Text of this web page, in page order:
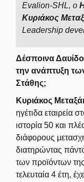
Evalion-SHL, ο
Κυριάκος
Leadership
Δέσποινα
την ανάπτυξη
Στάθης;
Κυριάκος
ηγέτιδα εταιρεία
ιστορία 50 και
διάφορους
διατηρώντας
των προϊόντων
τελευταία 4 έτη,